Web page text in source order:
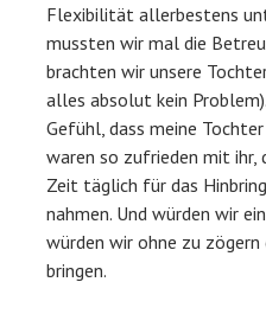
Flexibilität allerbestens
mussten wir mal die
brachten wir unsere
alles absolut kein
Gefühl, dass meine
waren so zufrieden mit ihr,
Zeit täglich für das
nahmen. Und würden wir
würden wir ohne zu zögern
bringen.